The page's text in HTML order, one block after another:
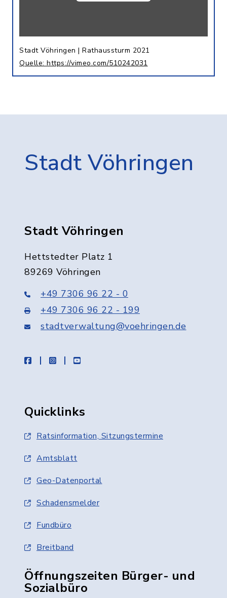
Stadt Vöhringen | Rathaussturm 2021
Quelle: https://vimeo.com/510242031
Stadt Vöhringen
Stadt Vöhringen
Hettstedter Platz 1
89269 Vöhringen
+49 7306 96 22 - 0
+49 7306 96 22 - 199
stadtverwaltung@voehringen.de
facebookinstagramyoutube
Quicklinks
Ratsinformation, Sitzungstermine
Amtsblatt
Geo-Datenportal
Schadensmelder
Fundbüro
Breitband
Öffnungszeiten Bürger- und
Sozialbüro